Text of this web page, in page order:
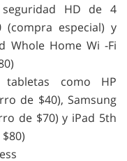
HD de 4
especial) y
Whole Home Wi -Fi
tabletas como HP
de $40), Samsung
de $70) y iPad 5th